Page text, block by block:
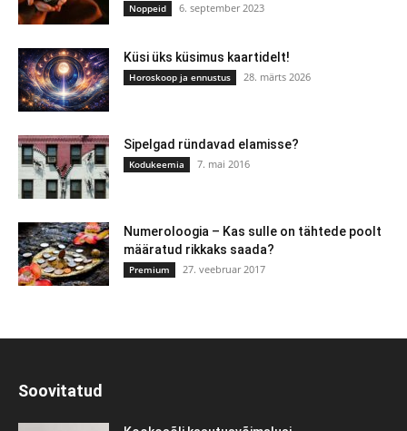
Noppeid 6. september 2023
Küsi üks küsimus kaartidelt!
Horoskoop ja ennustus 28. märts 2026
Sipelgad ründavad elamisse?
Kodukeemia 7. mai 2016
Numeroloogia – Kas sulle on tähtede poolt
määratud rikkaks saada?
Premium 27. veebruar 2017
Soovitatud